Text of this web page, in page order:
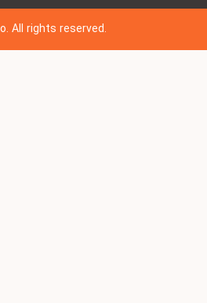
All rights reserved.